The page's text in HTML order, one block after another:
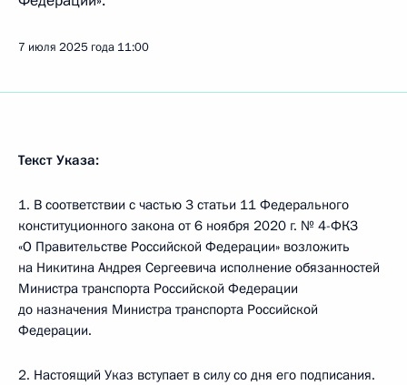
7 июля 2025 года 11:00
Текст Указа:
1. В соответствии с частью 3 статьи 11 Федерального
конституционного закона от 6 ноября 2020 г. № 4-ФКЗ
«О Правительстве Российской Федерации» возложить
на Никитина Андрея Сергеевича исполнение обязанностей
Министра транспорта Российской Федерации
до назначения Министра транспорта Российской
Федерации.
2. Настоящий Указ вступает в силу со дня его подписания.